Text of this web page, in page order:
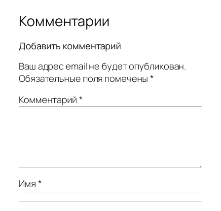
Комментарии
Добавить комментарий
Ваш адрес email не будет опубликован.
Обязательные поля помечены*
Комментарий*
Имя*